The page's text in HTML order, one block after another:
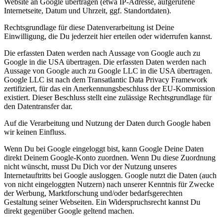
Website an Google übertragen (etwa IP-Adresse, aufgerufene
Internetseite, Datum und Uhrzeit, ggf. Standortdaten).
Rechtsgrundlage für diese Datenverarbeitung ist Deine
Einwilligung, die Du jederzeit hier erteilen oder widerrufen kannst.
Die erfassten Daten werden nach Aussage von Google auch zu
Google in die USA übertragen. Die erfassten Daten werden nach
Aussage von Google auch zu Google LLC in die USA übertragen.
Google LLC ist nach dem Transatlantic Data Privacy Framework
zertifiziert, für das ein Anerkennungsbeschluss der EU-Kommission
existiert. Dieser Beschluss stellt eine zulässige Rechtsgrundlage für
den Datentransfer dar.
Auf die Verarbeitung und Nutzung der Daten durch Google haben
wir keinen Einfluss.
Wenn Du bei Google eingeloggt bist, kann Google Deine Daten
direkt Deinem Google-Konto zuordnen. Wenn Du diese Zuordnung
nicht wünscht, musst Du Dich vor der Nutzung unseres
Internetauftritts bei Google ausloggen. Google nutzt die Daten (auch
von nicht eingeloggten Nutzern) nach unserer Kenntnis für Zwecke
der Werbung, Marktforschung und/oder bedarfsgerechten
Gestaltung seiner Webseiten. Ein Widerspruchsrecht kannst Du
direkt gegenüber Google geltend machen.